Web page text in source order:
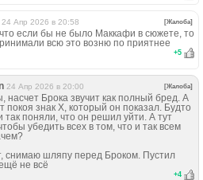
24 Апр 2026 в 20:58 [Жалоба]
если бы не было Маккафи в сюжете, то
всю это возню по приятнее
+5
24 Апр 2026 в 20:00 [Жалоба]
насчет Брока звучит как полный бред. А
покоя знак X, который он показал. Будто
так поняли, что он решил уйти. А тут
убедить всех в том, что и так всем
снимаю шляпу перед Броком. Пустил
не всё
+4